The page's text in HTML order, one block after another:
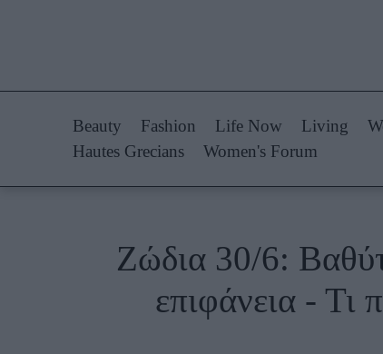
Styling
Fashion
Woman Power
Beauty Fashion Life Now Living
Hautes Grecians
Women's Forum
Ζώδια 30/6:
επιφάνεια - Τι